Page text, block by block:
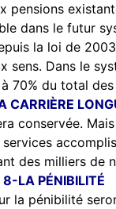
pensions
dans le futur
la loi de
sens. Dans le
70% du total
CARRIÈRE
conservée.
des milliers de
8-LA PÉNIBILITÉ
la pénibilité